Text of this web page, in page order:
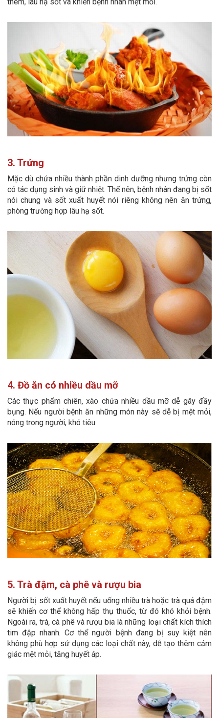
3. Trứng
Mặc dù chứa nhiều thành phần dinh dưỡng nhưng trứng còn
có tác dụng sinh và giữ nhiệt. Thế nên, bệnh nhân đang bị sốt
nói chung và sốt xuất huyết nói riêng không nên ăn trứng,
phòng trường hợp lâu hạ sốt.
4. Đồ ăn có nhiều dầu mỡ
Các thực phẩm chiên, xào chứa nhiều dầu mỡ dễ gây đầy
bụng. Nếu người bệnh ăn những món này sẽ dễ bị mệt mỏi,
nóng trong người, khó tiêu.
5. Trà đậm, cà phê và rượu bia
Người bị sốt xuất huyết nếu uống nhiều trà hoặc trà quá đậm
sẽ khiến cơ thể không hấp thụ thuốc, từ đó khó khỏi bệnh.
Ngoài ra, trà, cà phê và rượu bia là những loại chất kích thích
tim đập nhanh. Cơ thể người bệnh đang bị suy kiệt nên
không phù hợp sử dụng các loại chất này, dễ tạo thêm cảm
giác mệt mỏi, tăng huyết áp.